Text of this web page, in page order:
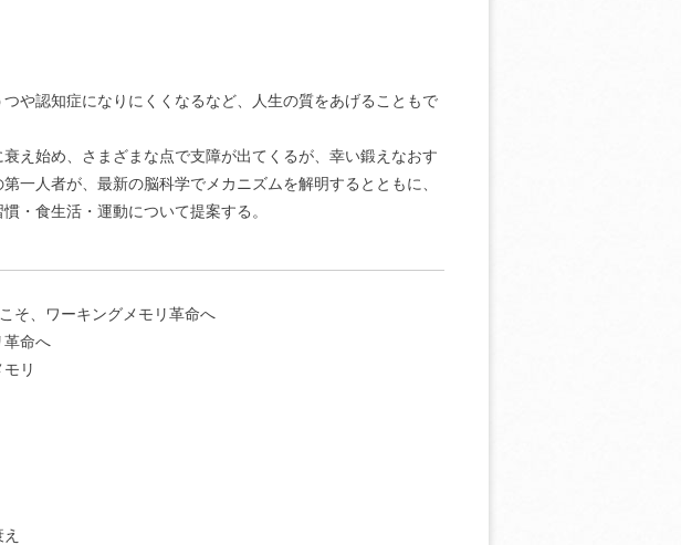
や認知症になりにくくなるなど、人生の質をあげることもで
え始め、さまざまな点で支障が出てくるが、幸い鍛えなおす
一人者が、最新の脳科学でメカニズムを解明するとともに、
・食生活・運動について提案する。
そ、ワーキングメモリ革命へ
命へ
リ